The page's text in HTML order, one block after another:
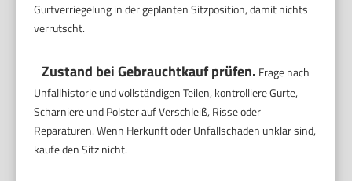
Gurtverriegelung in der geplanten Sitzposition, damit nichts
verrutscht.
Zustand bei Gebrauchtkauf prüfen. Frage nach
Unfallhistorie und vollständigen Teilen, kontrolliere Gurte,
Scharniere und Polster auf Verschleiß, Risse oder
Reparaturen. Wenn Herkunft oder Unfallschaden unklar sind,
kaufe den Sitz nicht.